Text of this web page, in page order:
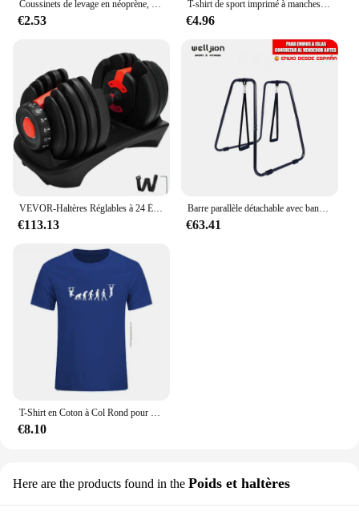
Coussinets de levage en néoprène, gants d'entraînement de gymnastique, WePackage, Calisnatale Ics Powerlifting, Fitness Sports, protège-mains, 2 pièces
€2.53
T-shirt de sport imprimé à manches courtes pour hommes et femmes, tee-shirt de fitness à la mode, respirant, drôle, Calisas, natale Ics, The Best
€4.96
VEVOR-Haltères Réglables à 24 Écrous, Équipement de Fitness, Livraison dans l'UE, 2.5-24kg
€113.13
Barre parallèle détachable avec bande de suspension pour callisthénie, chin-up, dips, push-ups, multifonction
€63.41
T-Shirt en Coton à Col Rond pour Homme, Streetwear, à la Mode, Hip-Hop, Harajuku
€8.10
Here are the products found in the Poids et haltères